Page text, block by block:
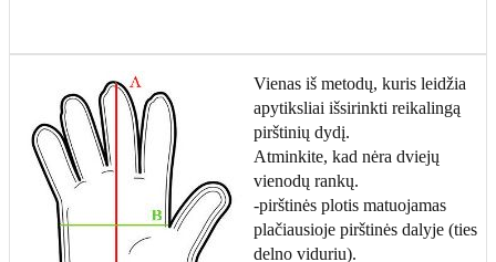
Vienas iš metodų, kuris leidžia
apytiksliai išsirinkti reikalingą
pirštinių dydį.
Atminkite, kad nėra dviejų
vienodų rankų.
-pirštinės plotis matuojamas
plačiausioje pirštinės dalyje (ties
delno viduriu).